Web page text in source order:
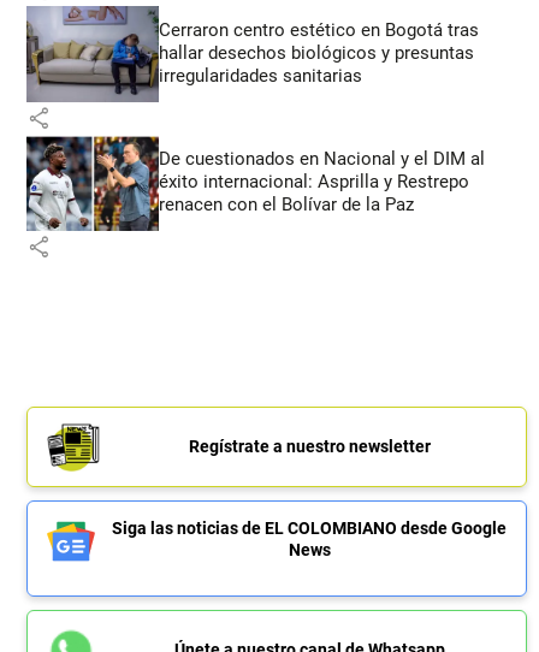
Cerraron centro estético en Bogotá tras
hallar desechos biológicos y presuntas
irregularidades sanitarias
share
De cuestionados en Nacional y el DIM al
éxito internacional: Asprilla y Restrepo
renacen con el Bolívar de la Paz
share
Regístrate a nuestro newsletter
Siga las noticias de EL COLOMBIANO desde Google
News